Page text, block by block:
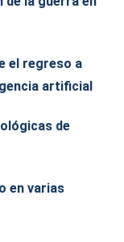
el regreso a
artificial
de
en varias